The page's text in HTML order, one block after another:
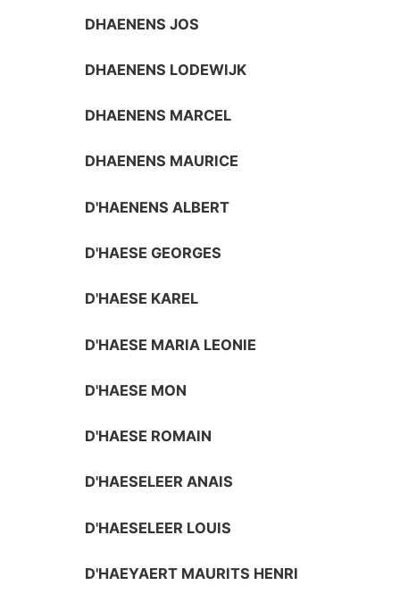
DHAENENS JOS
DHAENENS LODEWIJK
DHAENENS MARCEL
DHAENENS MAURICE
D'HAENENS ALBERT
D'HAESE GEORGES
D'HAESE KAREL
D'HAESE MARIA LEONIE
D'HAESE MON
D'HAESE ROMAIN
D'HAESELEER ANAIS
D'HAESELEER LOUIS
D'HAEYAERT MAURITS HENRI